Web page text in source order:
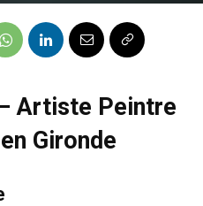
Artiste Peintre
Gironde